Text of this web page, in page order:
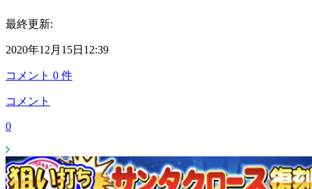
最終更新:
2020年12月15日12:39
コメント 0 件
コメント
0